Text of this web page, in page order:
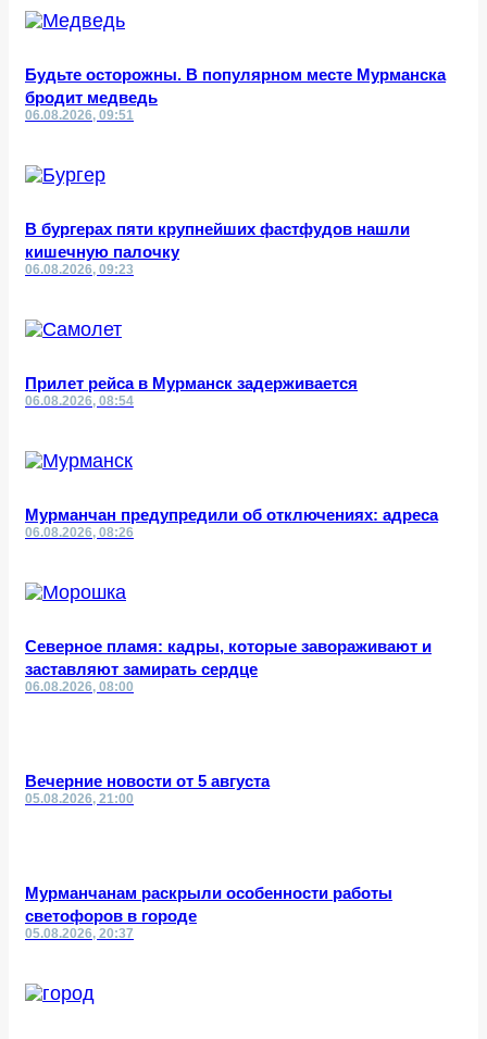
Будьте осторожны. В популярном месте Мурманска
бродит медведь
06.08.2026, 09:51
В бургерах пяти крупнейших фастфудов нашли
кишечную палочку
06.08.2026, 09:23
Прилет рейса в Мурманск задерживается
06.08.2026, 08:54
Мурманчан предупредили об отключениях: адреса
06.08.2026, 08:26
Северное пламя: кадры, которые завораживают и
заставляют замирать сердце
06.08.2026, 08:00
Вечерние новости от 5 августа
05.08.2026, 21:00
Мурманчанам раскрыли особенности работы
светофоров в городе
05.08.2026, 20:37